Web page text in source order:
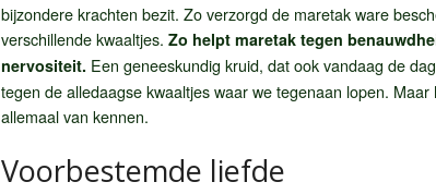
bijzondere krachten bezit. Zo verzorgd de maretak ware
verschillende kwaaltjes. Zo helpt maretak tegen
nervositeit. Een geneeskundig kruid, dat ook vandaag de
tegen de alledaagse kwaaltjes waar we tegenaan lopen.
allemaal van kennen.
Voorbestemde liefde